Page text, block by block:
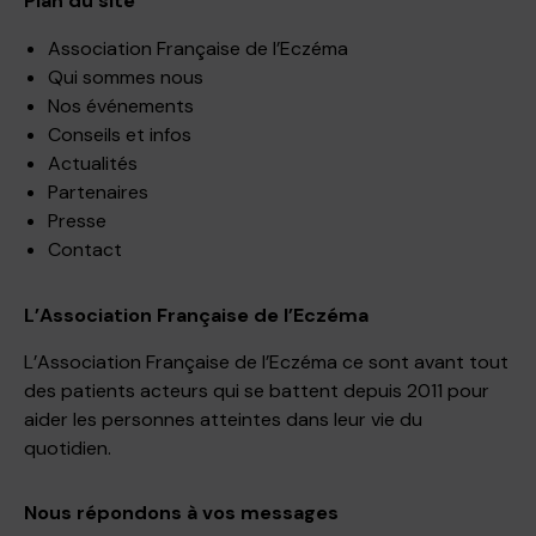
Association Française de l’Eczéma
Qui sommes nous
Nos événements
Conseils et infos
Actualités
Partenaires
Presse
Contact
L’Association Française de l’Eczéma
L’Association Française de l’Eczéma ce sont avant tout
des patients acteurs qui se battent depuis 2011 pour
aider les personnes atteintes dans leur vie du
quotidien.
Nous répondons à vos messages